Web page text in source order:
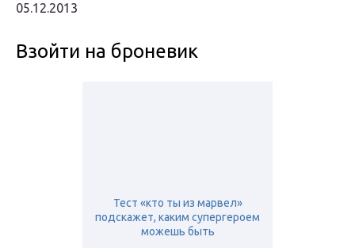
05.12.2013
Взойти на броневик
Тест «кто ты из марвел»
подскажет, каким супергероем
можешь быть